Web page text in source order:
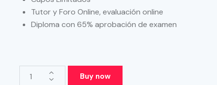
Tutor y Foro Online, evaluación online
Diploma con 65% aprobación de examen
Buy now